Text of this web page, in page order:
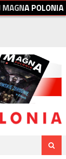
MAGNAPOLONIA